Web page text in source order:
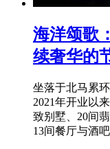
海洋颂歌
续奢华的
坐落于北马累
2021年开业以
致别墅、20间
13间餐厅与酒